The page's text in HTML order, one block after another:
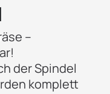
–
der Spindel
komplett